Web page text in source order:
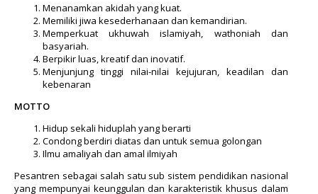
Menanamkan akidah yang kuat.
Memiliki jiwa kesederhanaan dan kemandirian.
Memperkuat ukhuwah islamiyah, wathoniah dan
basyariah.
Berpikir luas, kreatif dan inovatif.
Menjunjung tinggi nilai-nilai kejujuran, keadilan dan
kebenaran
MOTTO
Hidup sekali hiduplah yang berarti
Condong berdiri diatas dan untuk semua golongan
Ilmu amaliyah dan amal ilmiyah
Pesantren sebagai salah satu sub sistem pendidikan nasional
yang mempunyai keunggulan dan karakteristik khusus dalam